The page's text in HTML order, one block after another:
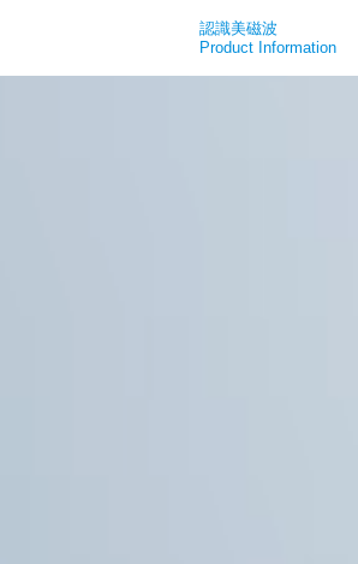
認識美磁波
Product Information